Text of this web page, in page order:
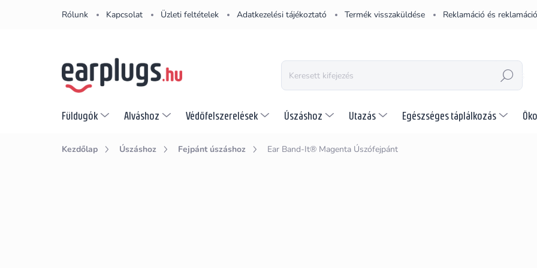
Rólunk Kapcsolat Üzleti feltételek Adatkezelési tájékoztató Termék visszaküldése Reklamáció és
KERESÉS
Füldugók Alváshoz Védőfelszerelések Úszáshoz Utazás Egészséges táplálkozás
Kezdőlap Úszáshoz Fejpánt úszáshoz Ear Band-It® Magenta Úszófejpánt